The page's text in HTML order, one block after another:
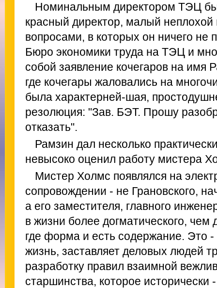
Номинальным директором ТЭЦ
красный директор, малый
вопросами, в которых он ничего не
Бюро экономики труда на ТЭЦ и
собой заявление кочегаров на имя
где кочегары жаловались на
была характерней-шая,
резолюция: "Зав. БЭТ. Прошу
отказать".
Рамзин дал несколько
невысоко оценил работу мистера
Мистер Холмс появлялся на
сопровождении - не Грановского,
а его заместителя, главного
в жизни более догматического, чем
где форма и есть содержание. Это
жизнь, заставляет деловых людей
разработку правил взаимной
старшинства, которое